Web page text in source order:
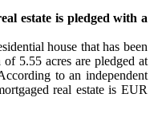
estate is pledged with a
house that has been
5.55 acres are pledged at
to an independent
real estate is EUR